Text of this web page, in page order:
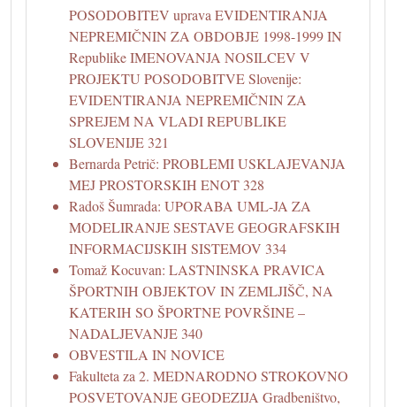
POSODOBITEV uprava EVIDENTIRANJA
NEPREMIČNIN ZA OBDOBJE 1998-1999 IN
Republike IMENOVANJA NOSILCEV V
PROJEKTU POSODOBITVE Slovenije:
EVIDENTIRANJA NEPREMIČNIN ZA
SPREJEM NA VLADI REPUBLIKE
SLOVENIJE 321
Bernarda Petrič: PROBLEMI USKLAJEVANJA
MEJ PROSTORSKIH ENOT 328
Radoš Šumrada: UPORABA UML-JA ZA
MODELIRANJE SESTAVE GEOGRAFSKIH
INFORMACIJSKIH SISTEMOV 334
Tomaž Kocuvan: LASTNINSKA PRAVICA
ŠPORTNIH OBJEKTOV IN ZEMLJIŠČ, NA
KATERIH SO ŠPORTNE POVRŠINE –
NADALJEVANJE 340
OBVESTILA IN NOVICE
Fakulteta za 2. MEDNARODNO STROKOVNO
POSVETOVANJE GEODEZIJA Gradbeništvo,